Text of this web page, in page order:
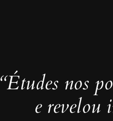
“Études nos
e revelou